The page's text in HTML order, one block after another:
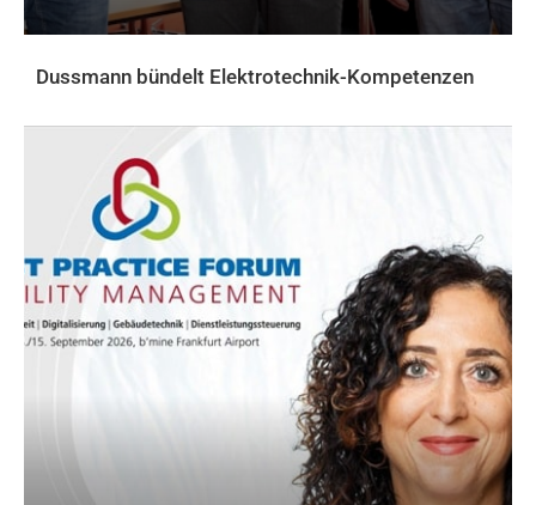
Dussmann bündelt Elektrotechnik-Kompetenzen